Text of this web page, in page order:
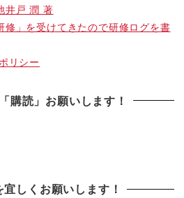
井戸 潤 著
修」を受けてきたので研修ログを書
リシー
購読」お願いします！
宜しくお願いします！